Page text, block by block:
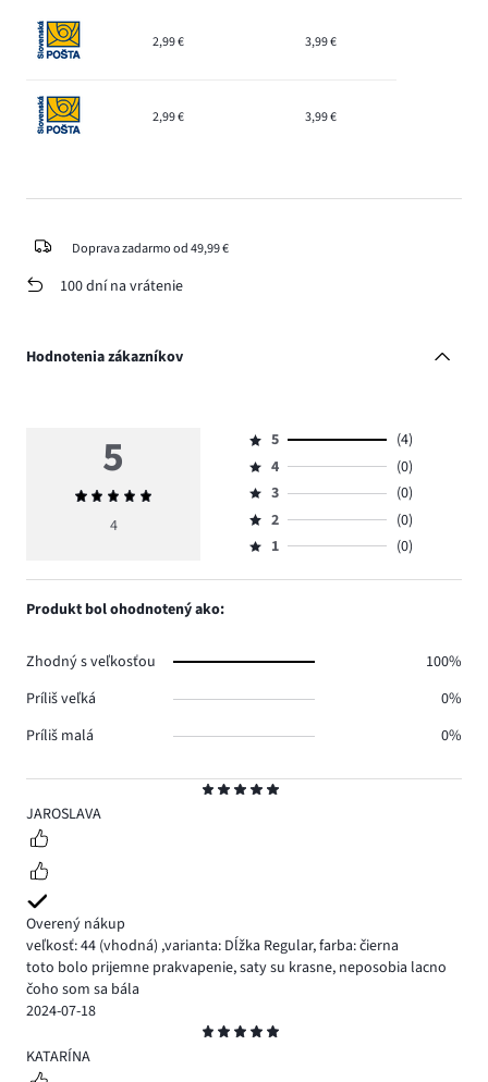
2,99 € 3,99 €
2,99 € 3,99 €
Doprava zadarmo od 49,99 €
100 dní na vrátenie
Hodnotenia zákazníkov
5
JAROSLAVA
Overený nákup
veľkosť: 44 (vhodná) ,varianta: Dĺžka Regular,farba: čierna
toto bolo prijemne prakvapenie, saty su krasne, neposobia lacno
čoho som sa bála
2024-07-18
5
KATARÍNA
5
Priemerné
hodnotenie
4
Hodnotenie
5,
počet
hlasov
4.
5
(4)
Hodnotenie
4,
počet
hlasov
4
(0)
Hodnotenie
3,
počet
3
(0)
Hodnotenie
2,
2
(0)
Hodnotenie
1,
1 (0)
Produkt bol ohodnotený ako:
Zhodný s veľkosťou
100%
Príliš veľká
0%
Príliš malá
0%